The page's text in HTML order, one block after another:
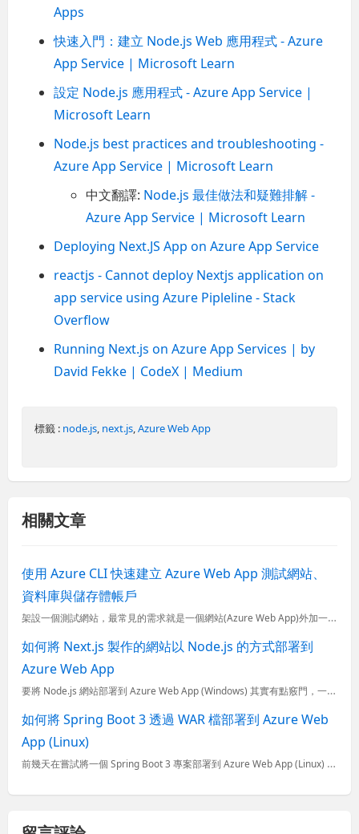
Apps
快速入門：建立 Node.js Web 應用程式 - Azure
App Service | Microsoft Learn
設定 Node.js 應用程式 - Azure App Service |
Microsoft Learn
Node.js best practices and troubleshooting -
Azure App Service | Microsoft Learn
中文翻譯: Node.js 最佳做法和疑難排解 -
Azure App Service | Microsoft Learn
Deploying Next.JS App on Azure App Service
reactjs - Cannot deploy Nextjs application on
app service using Azure Pipleline - Stack
Overflow
Running Next.js on Azure App Services | by
David Fekke | CodeX | Medium
標籤 : node.js, next.js,Azure Web App
相關文章
使用 Azure CLI 快速建立 Azure Web App 測試網站、
資料庫與儲存體帳戶
架設一個測試網站，最常見的需求就是一個網站(Azure Web App)外加一個資料庫(Azure SQL Database)，如果有檔案儲存需求，頂多就再加一個儲存體帳戶(Azure Storage
如何將 Next.js 製作的網站以 Node.js 的方式部署到
Azure Web App
要將 Node.js 網站部署到 Azure Web App (Windows) 其實有點竅門，一般不熟悉 Windows / IIS 的開發人員要想把手邊的 Node.js 部署到 Azure We
如何將 Spring Boot 3 透過 WAR 檔部署到 Azure Web
App (Linux)
前幾天在嘗試將一個 Spring Boot 3 專案部署到 Azure Web App (Linux) 時，一直遇到了 HTTP 404 無法回應的問題，經過了兩三天的嘗試，終於找到解決方法，這篇文章